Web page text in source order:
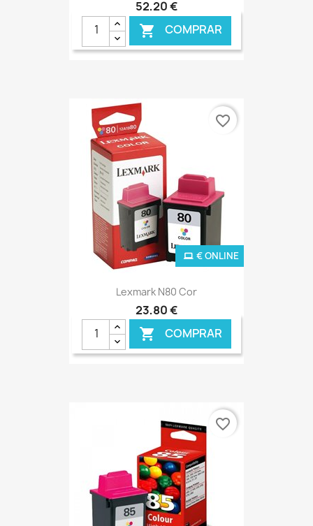
52,20 €
 COMPRAR
Lexmark N80 Cor
23,80 €
 COMPRAR
€ ONLINE
favorite_border
favorite_border